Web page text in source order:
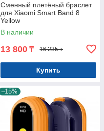
Сменный плетёный браслет
для Xiaomi Smart Band 8
Yellow
В наличии
13 800 ₸ 16 235 ₸
Купить
–15%